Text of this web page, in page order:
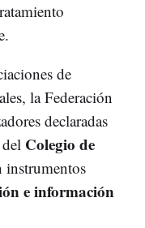
de
la Federación
declaradas
Colegio de
instrumentos
e información